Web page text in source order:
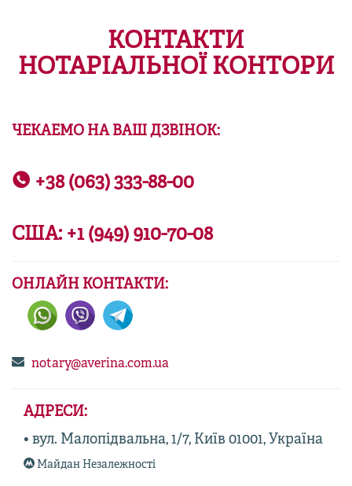
КОНТАКТИ
НОТАРІАЛЬНОЇ КОНТОРИ
ЧЕКАЕМО НА ВАШ ДЗВІНОК:
+38 (063) 333-88-00
США: +1 (949) 910-70-08
ОНЛАЙН КОНТАКТИ:
notary@averina.com.ua
АДРЕСИ:
• вул. Малопідвальна, 1/7, Київ 01001, Україна
Майдан Незалежності